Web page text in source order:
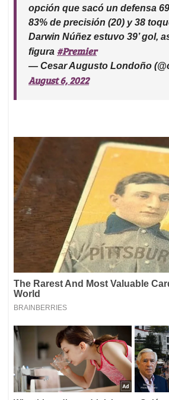
opción que sacó un defensa
83% de precisión (20) y 38
Darwin Núñez estuvo 39’ gol,
figura #Premier
— Cesar Augusto Londoño
August 6, 2022